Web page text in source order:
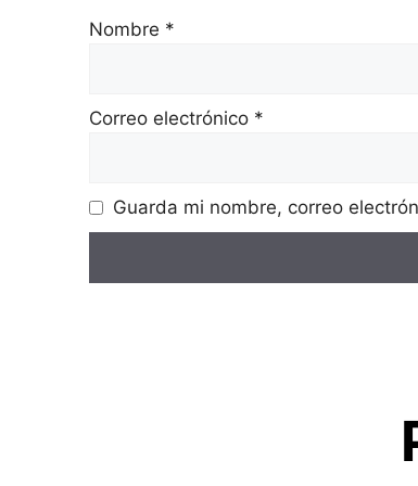
Nombre *
Correo electrónico *
Guarda mi nombre, correo